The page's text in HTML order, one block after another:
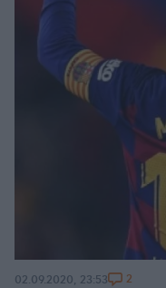
02.09.2020, 23:53 2